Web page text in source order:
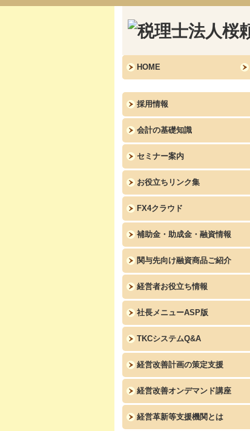
HOME
採用情報
会計の基礎知識
セミナー案内
お役立ちリンク集
FX4クラウド
補助金・助成金・融資情報
関与先向け融資商品ご紹介
経営者お役立ち情報
社長メニューASP版
TKCシステムQ&A
経営改善計画の策定支援
経営改善オンデマンド講座
経営革新等支援機関とは